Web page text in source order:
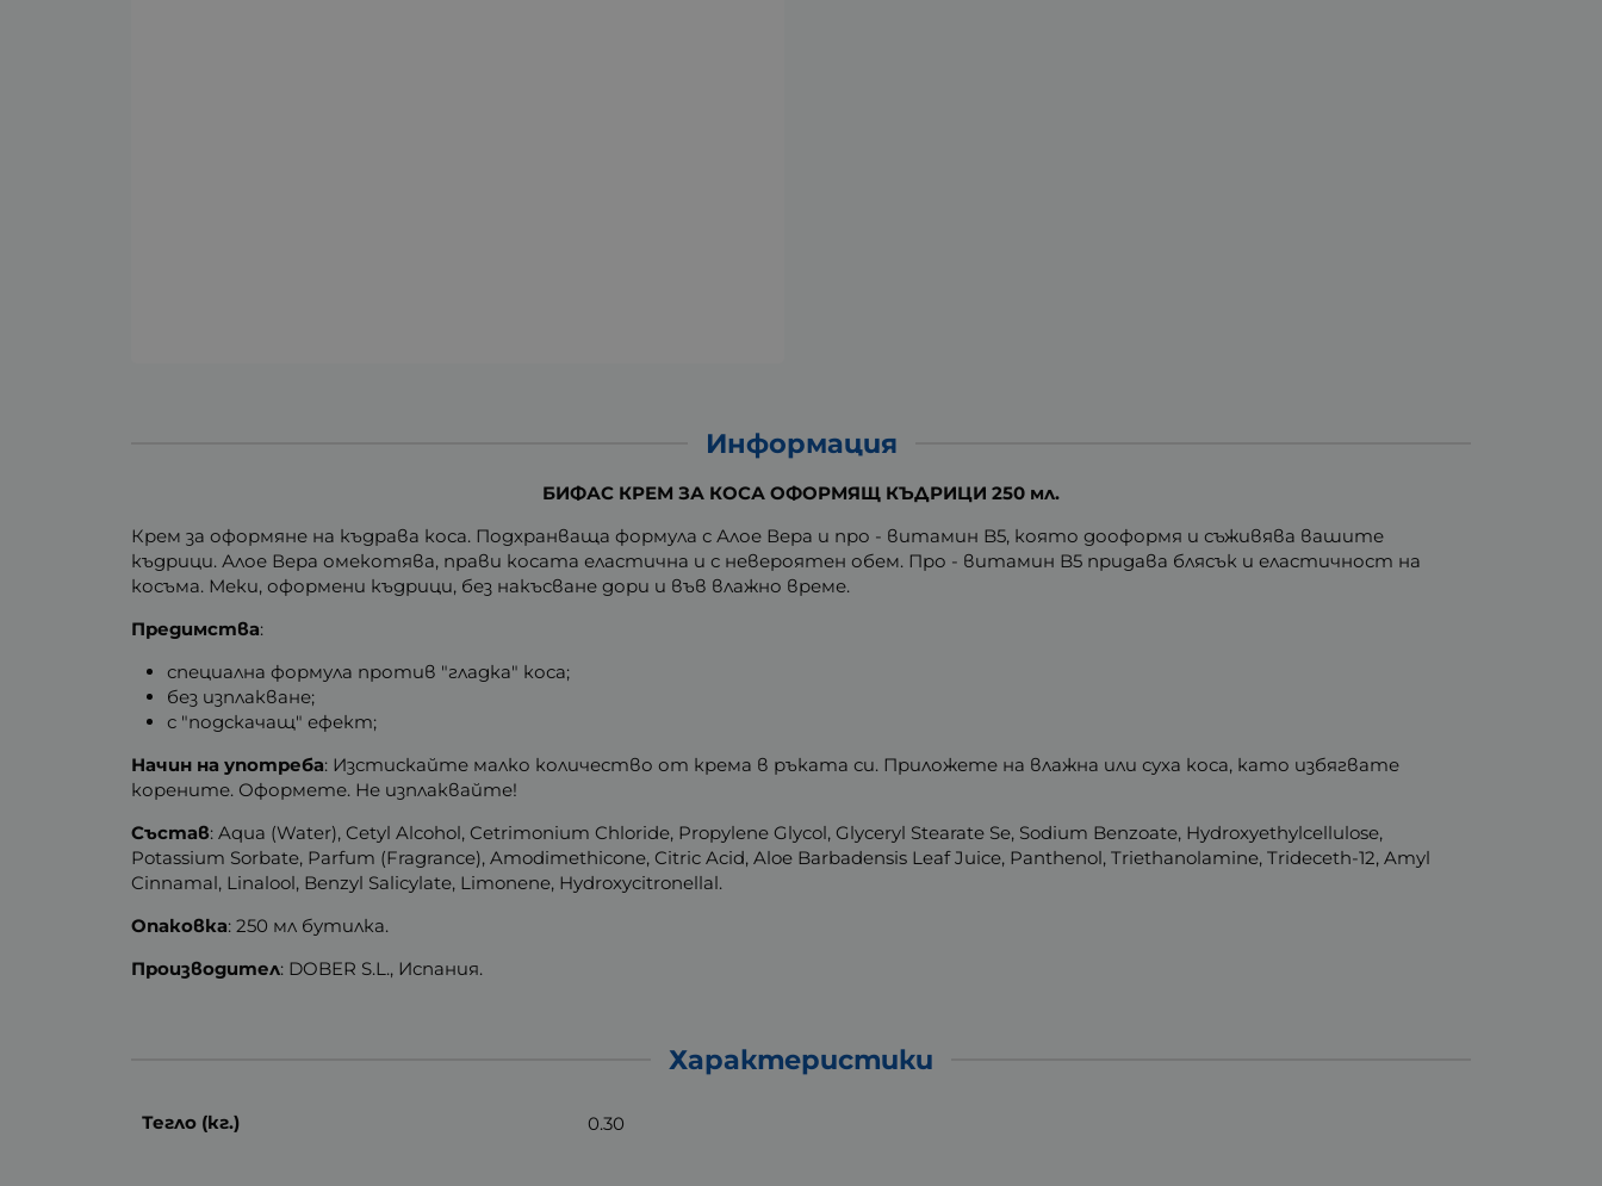
Информация
БИФАС КРЕМ ЗА КОСА ОФОРМЯЩ КЪДРИЦИ 250 мл.
Крем за оформяне на къдрава коса. Подхранваща формула с Алое Вера и про - витамин B5, която дооформя и съживява вашите
къдрици. Алое Вера омекотява, прави косата еластична и с невероятен обем. Про - витамин B5 придава блясък и еластичност на
косъма. Меки, оформени къдрици, без накъсване дори и във влажно време.
Предимства:
специална формула против "гладка" коса;
без изплакване;
с "подскачащ" ефект;
Начин на употреба: Изстискайте малко количество от крема в ръката си. Приложете на влажна или суха коса, като избягвате
корените. Оформете. Не изплаквайте!
Състав: Aqua (Water), Cetyl Alcohol, Cetrimonium Chloride, Propylene Glycol, Glyceryl Stearate Se, Sodium Benzoate, Hydroxyethylcellulose,
Potassium Sorbate, Parfum (Fragrance), Amodimethicone, Citric Acid, Aloe Barbadensis Leaf Juice, Panthenol, Triethanolamine, Trideceth-12, Amyl
Cinnamal, Linalool, Benzyl Salicylate, Limonene, Hydroxycitronellal.
Опаковка: 250 мл бутилка.
Производител: DOBER S.L., Испания.
Характеристики
Тегло (кг.) 0.30